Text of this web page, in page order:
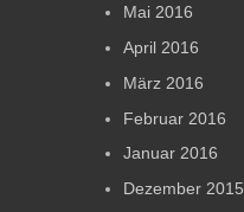
Mai 2016
April 2016
März 2016
Februar 2016
Januar 2016
Dezember 2015